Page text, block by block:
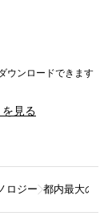
ウンロードできます
見る
ロジー 都内最大のタ